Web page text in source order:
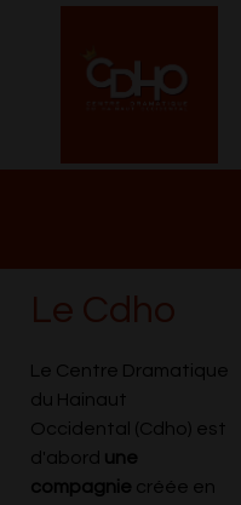
Le Cdho
Le Centre Dramatique
du Hainaut
Occidental (Cdho) est
d'abord une
compagnie créée en